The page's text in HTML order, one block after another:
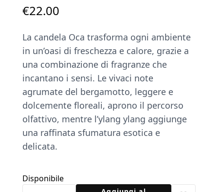
€22.00
La candela Oca trasforma ogni ambiente
in un’oasi di freschezza e calore, grazie a
una combinazione di fragranze che
incantano i sensi. Le vivaci note
agrumate del bergamotto, leggere e
dolcemente ﬂoreali, aprono il percorso
olfattivo, mentre l’ylang ylang aggiunge
una raffinata sfumatura esotica e
delicata.
Disponibile